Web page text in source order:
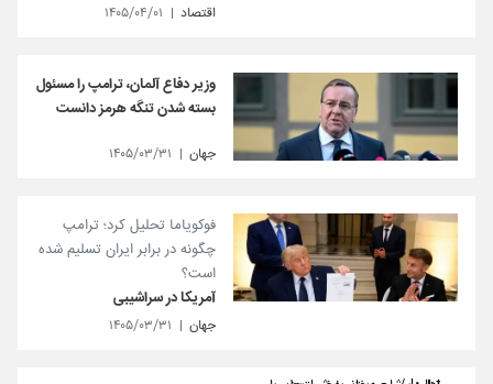
اقتصاد ۱۴۰۵/۰۴/۰۱
وزیر دفاع آلمان، ترامپ را مسئول
بسته شدن تنگه هرمز دانست
جهان ۱۴۰۵/۰۳/۳۱
فوکویاما تحلیل کرد؛ ترامپ
چگونه در برابر ایران تسلیم شده
است؟
آمریکا در سراشیبی
جهان ۱۴۰۵/۰۳/۳۱